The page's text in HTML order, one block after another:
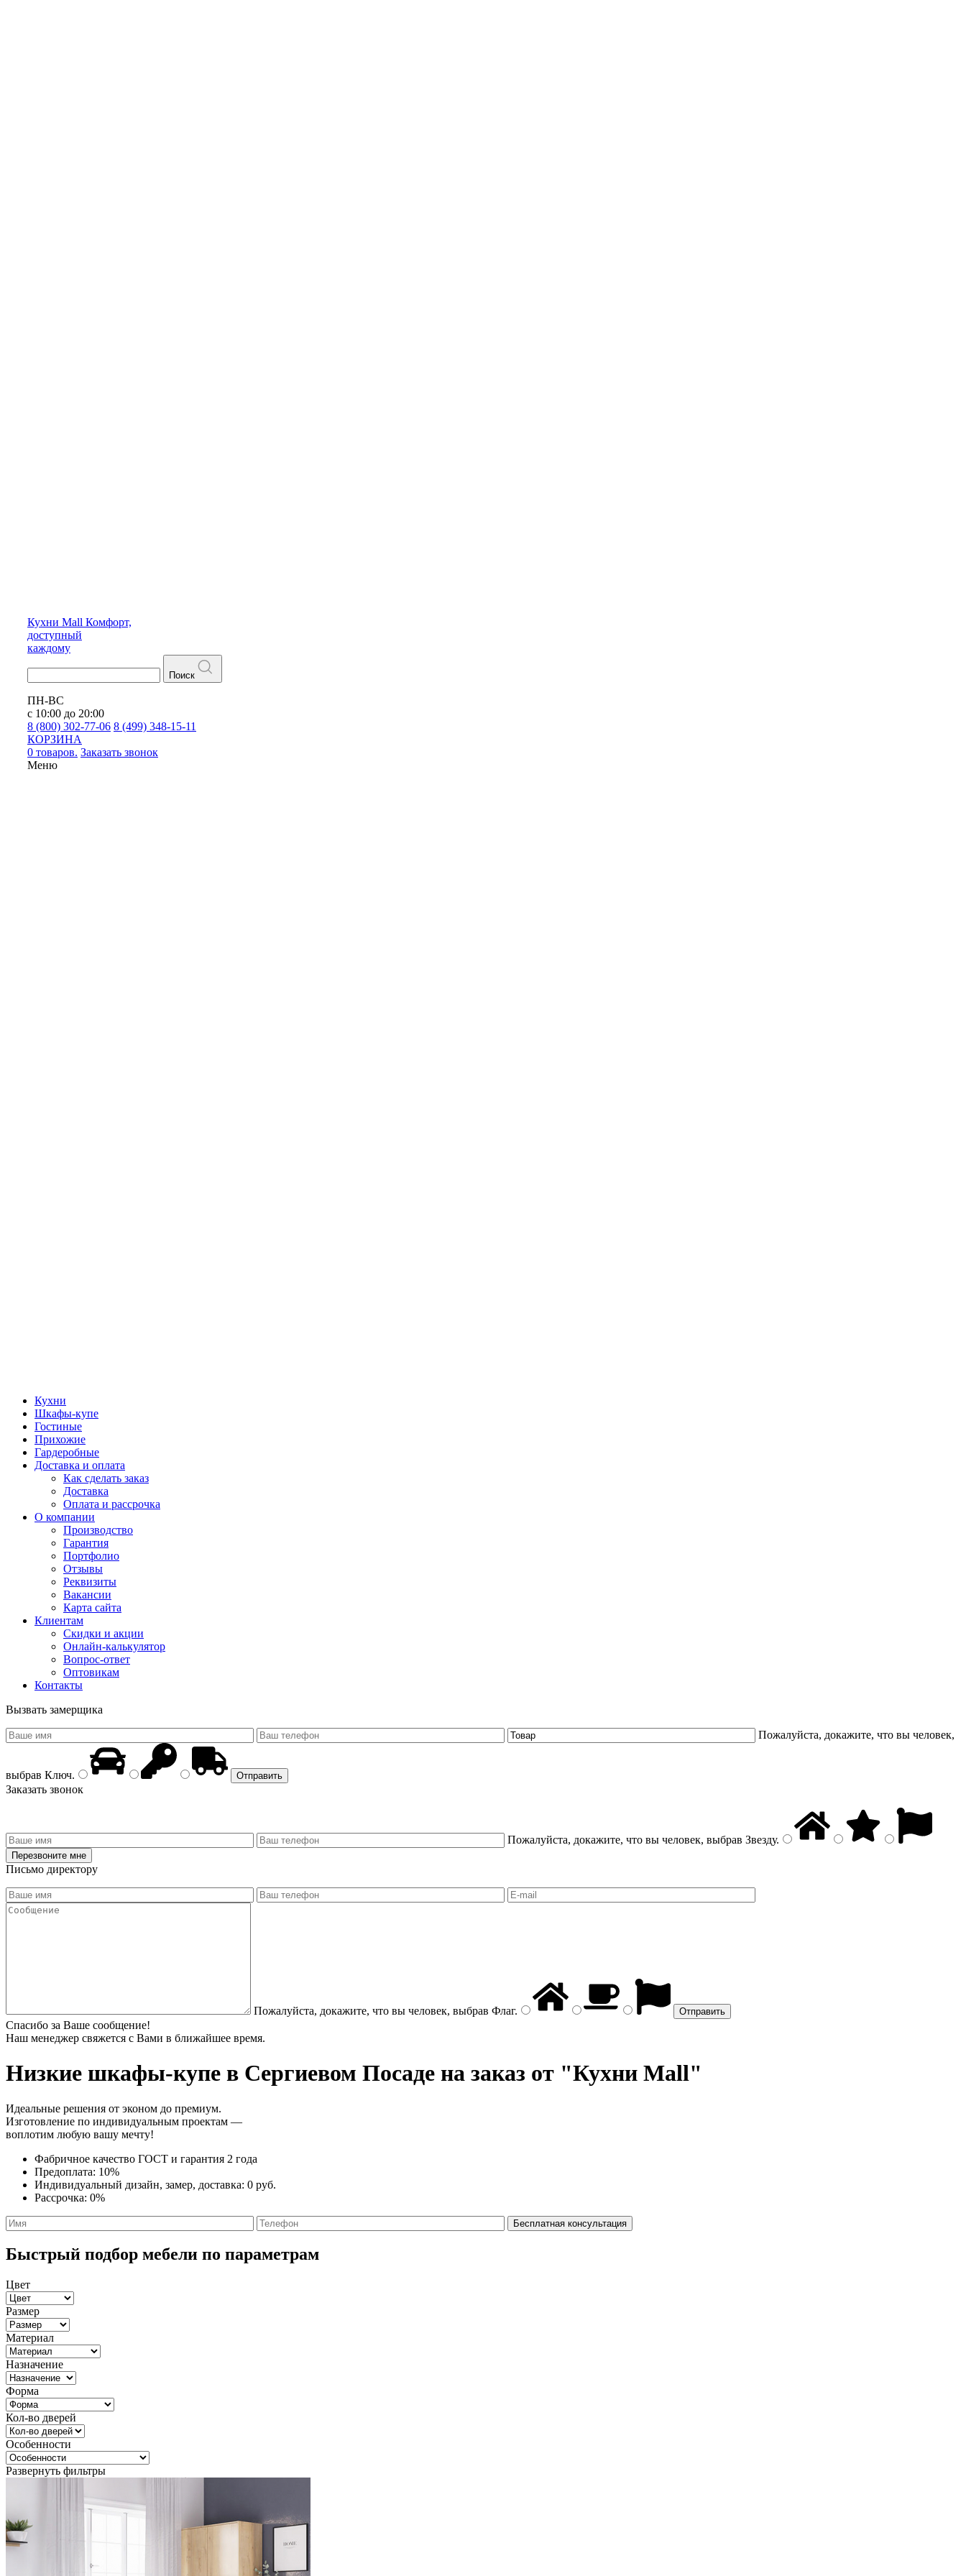
Кухни Mall Комфорт,
доступный
каждому
Поиск
ПН-ВС
с 10:00 до 20:00
8 (800) 302-77-06 8 (499) 348-15-11
КОРЗИНА
0 товаров. Заказать звонок
Меню
Кухни
Шкафы-купе
Гостиные
Прихожие
Гардеробные
Доставка и оплата
Как сделать заказ
Доставка
Оплата и рассрочка
О компании
Производство
Гарантия
Портфолио
Отзывы
Реквизиты
Вакансии
Карта сайта
Клиентам
Скидки и акции
Онлайн-калькулятор
Вопрос-ответ
Оптовикам
Контакты
Вызвать замерщика
Пожалуйста, докажите, что вы человек,
выбрав Ключ.
Заказать звонок
Пожалуйста, докажите, что вы человек, выбрав Звезду.
Письмо директору
Пожалуйста, докажите, что вы человек, выбрав Флаг.
Спасибо за Ваше сообщение!
Наш менеджер свяжется с Вами в ближайшее время.
Низкие шкафы-купе в Сергиевом Посаде на заказ от "Кухни Mall"
Идеальные решения от эконом до премиум.
Изготовление по индивидуальным проектам —
воплотим любую вашу мечту!
Фабричное качество ГОСТ и гарантия 2 года
Предоплата: 10%
Индивидуальный дизайн, замер, доставка: 0 руб.
Рассрочка: 0%
Быстрый подбор мебели по параметрам
Цвет
Размер
Материал
Назначение
Форма
Кол-во дверей
Особенности
Развернуть фильтры